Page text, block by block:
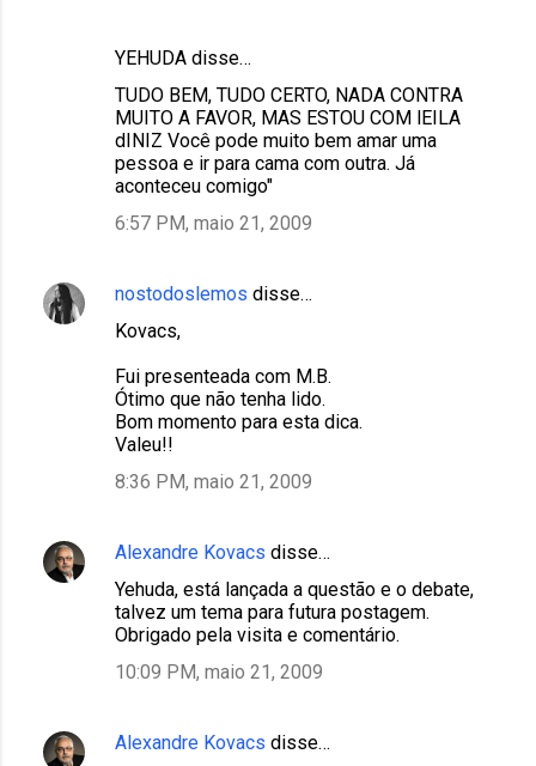
YEHUDA disse…
TUDO BEM, TUDO CERTO, NADA CONTRA
MUITO A FAVOR, MAS ESTOU COM lEILA
dINIZ Você pode muito bem amar uma
pessoa e ir para cama com outra. Já
aconteceu comigo"
6:57 PM, maio 21, 2009
nostodoslemos disse…
Kovacs,
Fui presenteada com M.B.
Ótimo que não tenha lido.
Bom momento para esta dica.
Valeu!!
8:36 PM, maio 21, 2009
Alexandre Kovacs disse…
Yehuda, está lançada a questão e o debate,
talvez um tema para futura postagem.
Obrigado pela visita e comentário.
10:09 PM, maio 21, 2009
Alexandre Kovacs disse…